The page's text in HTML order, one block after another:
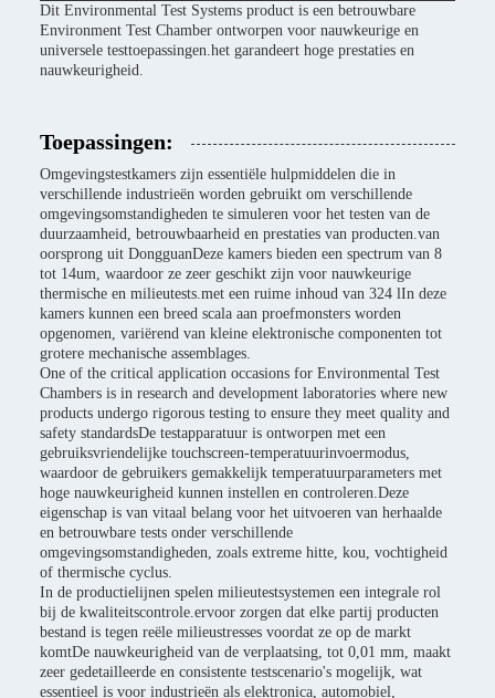
Dit Environmental Test Systems product is een betrouwbare
Environment Test Chamber ontworpen voor nauwkeurige en
universele testtoepassingen.het garandeert hoge prestaties en
nauwkeurigheid.
Toepassingen:
Omgevingstestkamers zijn essentiële hulpmiddelen die in
verschillende industrieën worden gebruikt om verschillende
omgevingsomstandigheden te simuleren voor het testen van de
duurzaamheid, betrouwbaarheid en prestaties van producten.van
oorsprong uit DongguanDeze kamers bieden een spectrum van 8
tot 14um, waardoor ze zeer geschikt zijn voor nauwkeurige
thermische en milieutests.met een ruime inhoud van 324 lIn deze
kamers kunnen een breed scala aan proefmonsters worden
opgenomen, variërend van kleine elektronische componenten tot
grotere mechanische assemblages.
One of the critical application occasions for Environmental Test
Chambers is in research and development laboratories where new
products undergo rigorous testing to ensure they meet quality and
safety standardsDe testapparatuur is ontworpen met een
gebruiksvriendelijke touchscreen-temperatuurinvoermodus,
waardoor de gebruikers gemakkelijk temperatuurparameters met
hoge nauwkeurigheid kunnen instellen en controleren.Deze
eigenschap is van vitaal belang voor het uitvoeren van herhaalde
en betrouwbare tests onder verschillende
omgevingsomstandigheden, zoals extreme hitte, kou, vochtigheid
of thermische cyclus.
In de productielijnen spelen milieutestsystemen een integrale rol
bij de kwaliteitscontrole.ervoor zorgen dat elke partij producten
bestand is tegen reële milieustresses voordat ze op de markt
komtDe nauwkeurigheid van de verplaatsing, tot 0,01 mm, maakt
zeer gedetailleerde en consistente testscenario's mogelijk, wat
essentieel is voor industrieën als elektronica, automobiel,